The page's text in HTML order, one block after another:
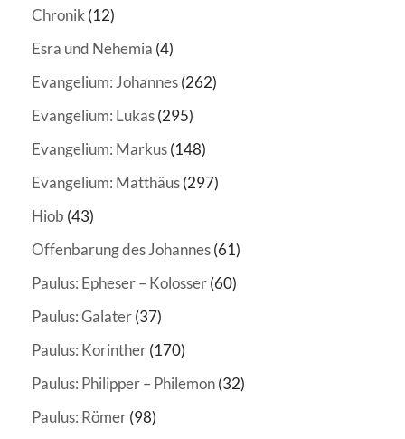
Chronik (12)
Esra und Nehemia (4)
Evangelium: Johannes(262)
Evangelium: Lukas(295)
Evangelium: Markus(148)
Evangelium: Matthäus(297)
Hiob (43)
Offenbarung des Johannes(61)
Paulus: Epheser – Kolosser(60)
Paulus: Galater(37)
Paulus: Korinther(170)
Paulus: Philipper – Philemon(32)
Paulus: Römer(98)